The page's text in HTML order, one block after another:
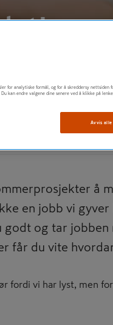
å
en jobb vi
godt og tar
får du vite
fordi vi har lyst, men
for analytiske formål, og for å skreddersy nettsiden
kan endre valgene dine senere ved å klikke på
Avvis alle